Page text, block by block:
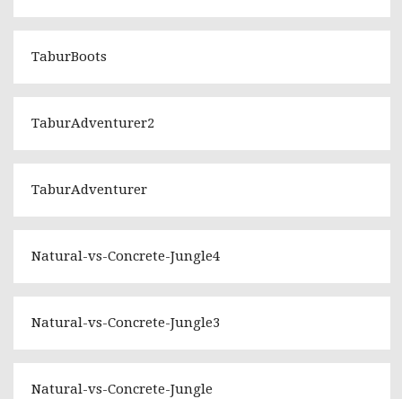
TaburBoots
TaburAdventurer2
TaburAdventurer
Natural-vs-Concrete-Jungle4
Natural-vs-Concrete-Jungle3
Natural-vs-Concrete-Jungle